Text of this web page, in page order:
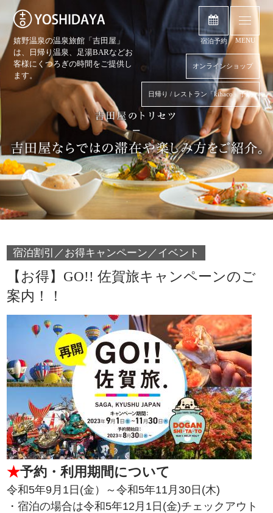
嬉野温泉の温泉旅館「吉田屋」
は、日帰り温泉、 足湯BARなどお
客様にくつろぎの時間をご提供し
ます。
オンラインショップ
日帰り / レストラン「kihaco」予約
宿泊予約 MENU
宿泊割引／お得キャンペーン／イベント
【お得】GO!! 佐賀旅キャンペーンのご
案内！！
★予約・利用期間について
令和5年9月1日(金）～令和5年11月30日(木)
・宿泊の場合は令和5年12月1日(金)チェックアウト